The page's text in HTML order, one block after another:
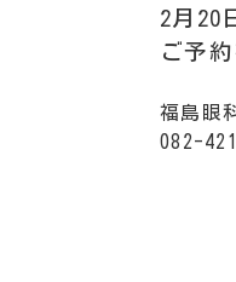
2月20
ご予
福島眼
082-